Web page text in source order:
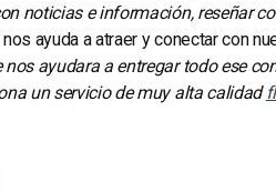
noticias e información, reseñar
ayuda a atraer y conectar con
ayudara a entregar todo ese
un servicio de muy alta calidad